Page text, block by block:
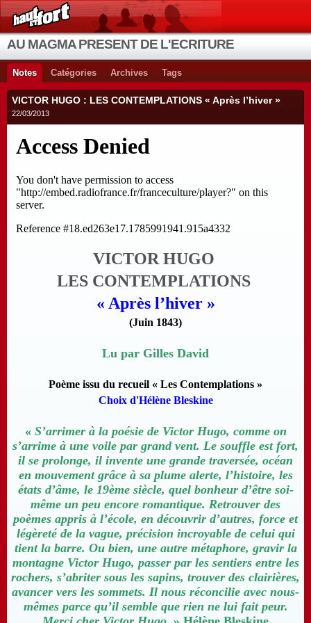
AU MAGMA PRESENT DE L'ECRITURE
Notes Catégories Archives Tags
VICTOR HUGO : LES CONTEMPLATIONS « Après l’hiver »
22/03/2013
VICTOR HUGO
LES CONTEMPLATIONS
« Après l’hiver »
(Juin 1843)
Lu par Gilles David
Poème issu du recueil « Les Contemplations »
Choix d'Hélène Bleskine
« S’arrimer à la poésie de Victor Hugo, comme on
s’arrime à une voile par grand vent. Le souffle est fort,
il se prolonge, il invente une grande traversée, océan
en mouvement grâce à sa plume alerte, l’histoire, les
états d’âme, le 19ème siècle, quel bonheur d’être soi-
même un peu encore romantique. Retrouver des
poèmes appris à l’école, en découvrir d’autres, force et
légèreté de la vague, précision incroyable de celui qui
tient la barre. Ou bien, une autre métaphore, gravir la
montagne Victor Hugo, passer par les sentiers entre les
rochers, s’abriter sous les sapins, trouver des clairières,
avancer vers les sommets. Il nous réconcilie avec nous-
mêmes parce qu’il semble que rien ne lui fait peur.